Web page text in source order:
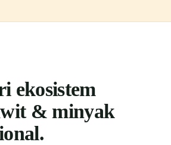
ekosistem
& minyak